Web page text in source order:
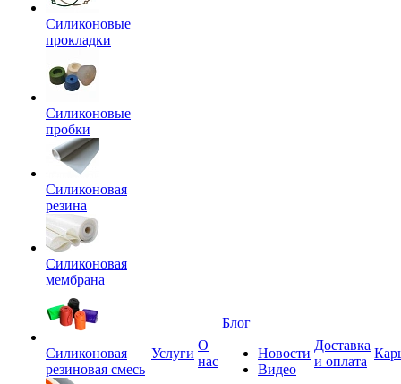
Силиконовые
прокладки
Силиконовые
пробки
Силиконовая
резина
Силиконовая
мембрана
Силиконовая
резиновая смесь
Услуги
О
нас
Блог
Новости
Видео
Доставка
и оплата